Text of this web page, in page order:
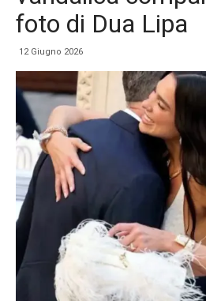
foto di Dua Lipa
12 Giugno 2026